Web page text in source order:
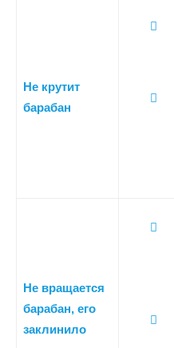
Не крутит
барабан
Не вращается
барабан, его
заклинило